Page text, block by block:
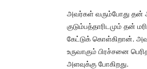
அவர்கள் வரும்போது தன்
குடும்பத்தாரிடமும் தன்
கேட்டுக் கொள்கிறான்.
உருவாகும் பிரச்சனை
அளவுக்கு போகிறது.